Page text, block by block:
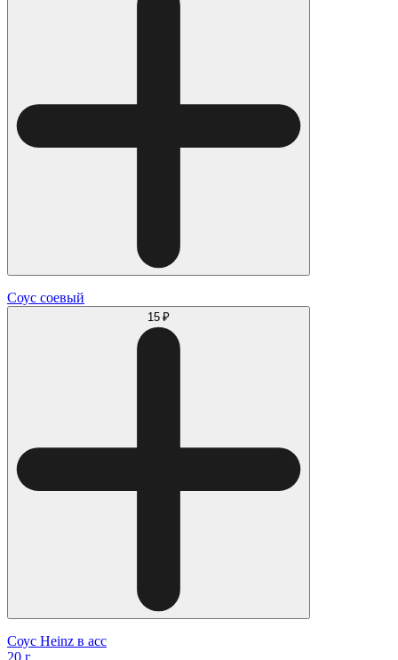
Соус соевый
15 ₽
Соус Heinz в асс